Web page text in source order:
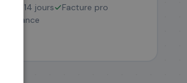
Retour 14 jours
Facture pro
SAV France